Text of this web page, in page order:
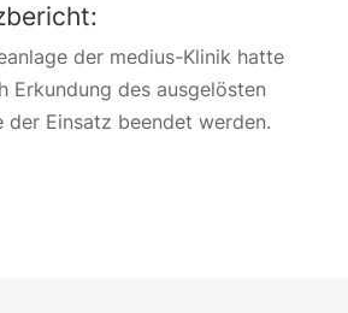
der medius-Klinik hatte
Erkundung des ausgelösten
der Einsatz beendet werden.